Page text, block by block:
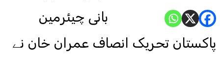
بانی چیئرمین
پاکستان تحریک انصاف عمران خان نے